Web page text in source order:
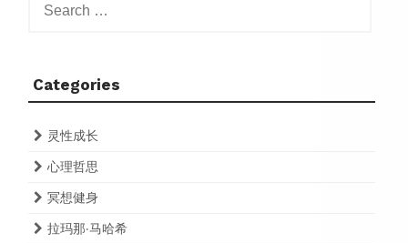
for:
Categories
灵性成长
心理哲思
冥想健身
拉玛那·马哈希